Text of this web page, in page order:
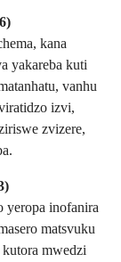
kana
yakareba kuti
vanhu
izvi,
zvizere,
yeropa inofanira
matsvuku
mwedzi